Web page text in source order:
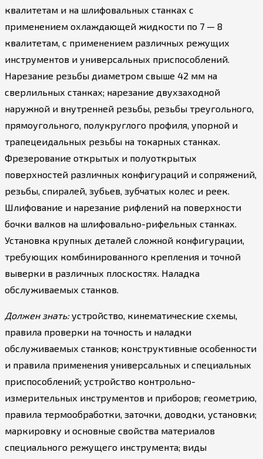
квалитетам и на шлифовальных станках с
применением охлаждающей жидкости по 7 — 8
квалитетам, с применением различных режущих
инструментов и универсальных приспособлений.
Нарезание резьбы диаметром свыше 42 мм на
сверлильных станках; нарезание двухзаходной
наружной и внутренней резьбы, резьбы треугольного,
прямоугольного, полукруглого профиля, упорной и
трапецеидальных резьбы на токарных станках.
Фрезерование открытых и полуоткрытых
поверхностей различных конфигураций и сопряжений,
резьбы, спиралей, зубьев, зубчатых колес и реек.
Шлифование и нарезание рифлений на поверхности
бочки валков на шлифовально-рифельных станках.
Установка крупных деталей сложной конфигурации,
требующих комбинированного крепления и точной
выверки в различных плоскостях. Наладка
обслуживаемых станков.
Должен знать:устройство, кинематические схемы,
правила проверки на точность и наладки
обслуживаемых станков; конструктивные особенности
и правила применения универсальных и специальных
приспособлений; устройство контрольно-
измерительных инструментов и приборов; геометрию,
правила термообработки, заточки, доводки, установки;
маркировку и основные свойства материалов
специального режущего инструмента; виды